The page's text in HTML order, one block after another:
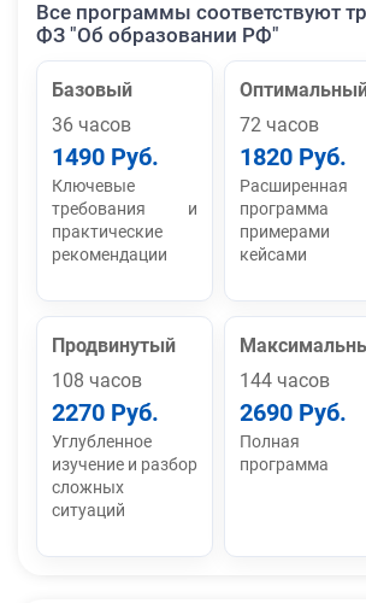
Все программы соответствуют
ФЗ "Об образовании РФ"
Базовый
36 часов
1490 Руб.
Ключевые
требования и
практические
рекомендации
72 часов
1820 Руб.
Расширенная
кейсами
Продвинутый
108 часов
2270 Руб.
Углубленное
изучение и разбор
сложных
ситуаций
144 часов
2690 Руб.
Полная
программа